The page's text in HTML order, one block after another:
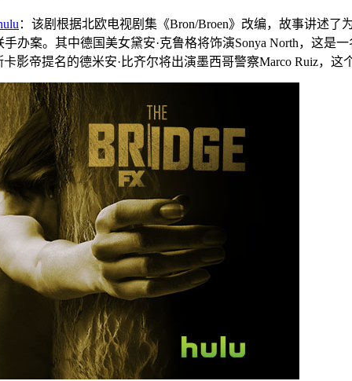
：该剧根据北欧电视剧集《Bron/Broen》改编，故事讲述
手办案。其中德国美女黛安·克鲁格将饰演Sonya North，这
影帝提名的德米安·比齐尔将出演墨西哥警察Marco Ruiz，这